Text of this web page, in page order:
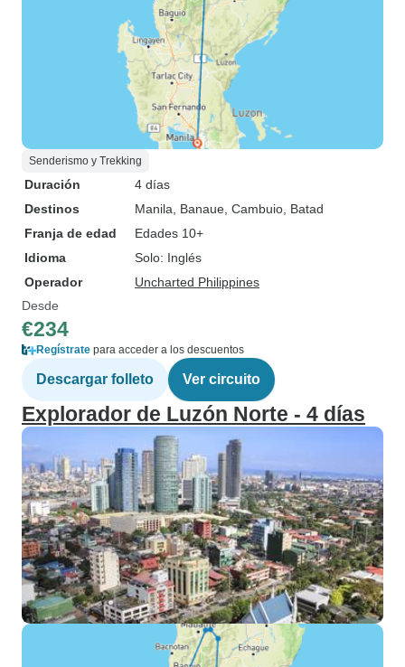
Senderismo y Trekking
Duración
4 días
Destinos
Manila , Banaue , Cambuio , Batad
Franja de edad
Edades 10+
Idioma
Solo: Inglés
Operador
Uncharted Philippines
Desde
€234
Regístrate para acceder a los descuentos
Descargar folleto Ver circuito
Explorador de Luzón Norte - 4 días